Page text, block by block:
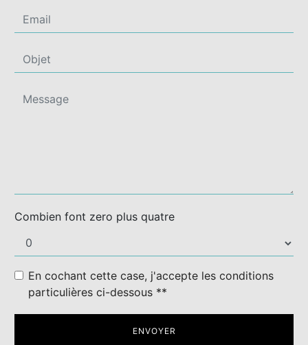
Combien font zero plus quatre
En cochant cette case, j'accepte les conditions
particulières ci-dessous **
ENVOYER